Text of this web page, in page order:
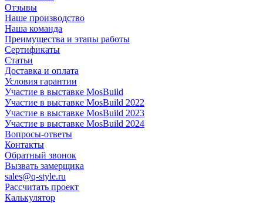
Отзывы
Наше производство
Наша команда
Преимущества и этапы работы
Сертификаты
Статьи
Доставка и оплата
Условия гарантии
Участие в выставке MosBuild
Участие в выставке MosBuild 2022
Участие в выставке MosBuild 2023
Участие в выставке MosBuild 2024
Вопросы-ответы
Контакты
Обратный звонок
Вызвать замерщика
sales@q-style.ru
Рассчитать проект
Калькулятор